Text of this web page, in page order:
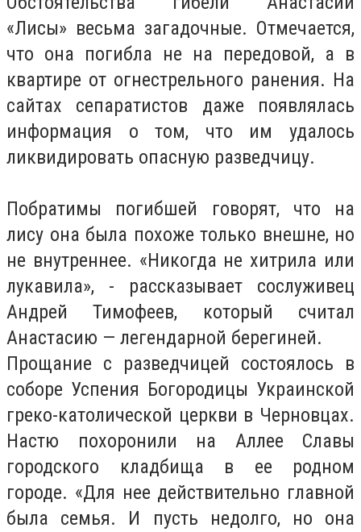
«Лисы» весьма загадочные. Отмечается,
что она погибла не на передовой, а в
квартире от огнестрельного ранения. На
сайтах сепаратистов даже появлялась
информация о том, что им удалось
ликвидировать опасную разведчицу.
Побратимы погибшей говорят, что на
лису она была похоже только внешне, но
не внутреннее. «Никогда не хитрила или
лукавила», - рассказывает сослуживец
Андрей Тимофеев, который считал
Анастасию — легендарной берегиней.
Прощание с разведчицей состоялось в
соборе Успения Богородицы Украинской
греко-католической церкви в Черновцах.
Настю похоронили на Аллее Славы
городского кладбища в ее родном
городе. «Для нее действительно главной
была семья. И пусть недолго, но она